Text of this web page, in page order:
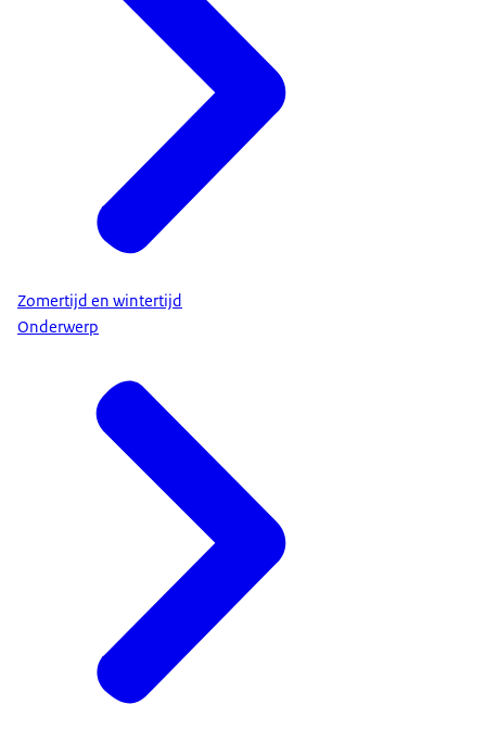
Zomertijd en wintertijd
Onderwerp